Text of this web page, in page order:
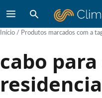
Início / Produtos marcados com a
cabo